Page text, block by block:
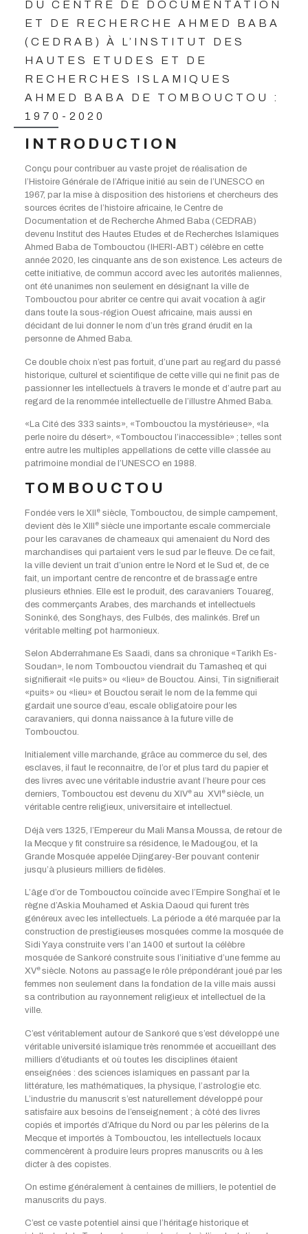
DU CENTRE DE DOCUMENTATION
ET DE RECHERCHE AHMED BABA
(CEDRAB) À L’INSTITUT DES
HAUTES ETUDES ET DE
RECHERCHES ISLAMIQUES
AHMED BABA DE TOMBOUCTOU :
1970-2020
INTRODUCTION
Conçu pour contribuer au vaste projet de réalisation de
l’Histoire Générale de l’Afrique initié au sein de l’UNESCO en
1967, par la mise à disposition des historiens et chercheurs des
sources écrites de l’histoire africaine, le Centre de
Documentation et de Recherche Ahmed Baba (CEDRAB)
devenu Institut des Hautes Etudes et de Recherches Islamiques
Ahmed Baba de Tombouctou (IHERI-ABT) célèbre en cette
année 2020, les cinquante ans de son existence. Les acteurs de
cette initiative, de commun accord avec les autorités maliennes,
ont été unanimes non seulement en désignant la ville de
Tombouctou pour abriter ce centre qui avait vocation à agir
dans toute la sous-région Ouest africaine, mais aussi en
décidant de lui donner le nom d’un très grand érudit en la
personne de Ahmed Baba.
Ce double choix n’est pas fortuit, d’une part au regard du passé
historique, culturel et scientifique de cette ville qui ne finit pas de
passionner les intellectuels à travers le monde et d’autre part au
regard de la renommée intellectuelle de l’illustre Ahmed Baba.
«La Cité des 333 saints», «Tombouctou la mystérieuse», «la
perle noire du désert», «Tombouctou l’inaccessible» ; telles sont
entre autre les multiples appellations de cette ville classée au
patrimoine mondial de l’UNESCO en 1988.
TOMBOUCTOU
Fondée vers le XIIe siècle, Tombouctou, de simple campement,
devient dès le XIIIe siècle une importante escale commerciale
pour les caravanes de chameaux qui amenaient du Nord des
marchandises qui partaient vers le sud par le fleuve. De ce fait,
la ville devient un trait d’union entre le Nord et le Sud et, de ce
fait, un important centre de rencontre et de brassage entre
plusieurs ethnies. Elle est le produit, des caravaniers Touareg,
des commerçants Arabes, des marchands et intellectuels
Soninké, des Songhays, des Fulbés, des malinkés. Bref un
véritable melting pot harmonieux.
Selon Abderrahmane Es Saadi, dans sa chronique «Tarikh Es-
Soudan», le nom Tombouctou viendrait du Tamasheq et qui
signifierait «le puits» ou «lieu» de Bouctou. Ainsi, Tin signifierait
«puits» ou «lieu» et Bouctou serait le nom de la femme qui
gardait une source d’eau, escale obligatoire pour les
caravaniers, qui donna naissance à la future ville de
Tombouctou.
Initialement ville marchande, grâce au commerce du sel, des
esclaves, il faut le reconnaitre, de l’or et plus tard du papier et
des livres avec une véritable industrie avant l’heure pour ces
derniers, Tombouctou est devenu du XIVe au XVI esiècle, un
véritable centre religieux, universitaire et intellectuel.
Déjà vers 1325, l’Empereur du Mali Mansa Moussa, de retour de
la Mecque y fit construire sa résidence, le Madougou, et la
Grande Mosquée appelée Djingarey-Ber pouvant contenir
jusqu’à plusieurs milliers de fidèles.
L’âge d’or de Tombouctou coïncide avec l’Empire Songhaï et le
règne d’Askia Mouhamed et Askia Daoud qui furent très
généreux avec les intellectuels. La période a été marquée par la
construction de prestigieuses mosquées comme la mosquée de
Sidi Yaya construite vers l’an 1400 et surtout la célèbre
mosquée de Sankoré construite sous l’initiative d’une femme au
XVesiècle. Notons au passage le rôle prépondérant joué par les
femmes non seulement dans la fondation de la ville mais aussi
sa contribution au rayonnement religieux et intellectuel de la
ville.
C’est véritablement autour de Sankoré que s’est développé une
véritable université islamique très renommée et accueillant des
milliers d’étudiants et où toutes les disciplines étaient
enseignées : des sciences islamiques en passant par la
littérature, les mathématiques, la physique, l’astrologie etc.
L’industrie du manuscrit s’est naturellement développé pour
satisfaire aux besoins de l’enseignement ; à côté des livres
copiés et importés d’Afrique du Nord ou par les pèlerins de la
Mecque et importés à Tombouctou, les intellectuels locaux
commencèrent à produire leurs propres manuscrits ou à les
dicter à des copistes.
On estime généralement à centaines de milliers, le potentiel de
manuscrits du pays.
C’est ce vaste potentiel ainsi que l’héritage historique et